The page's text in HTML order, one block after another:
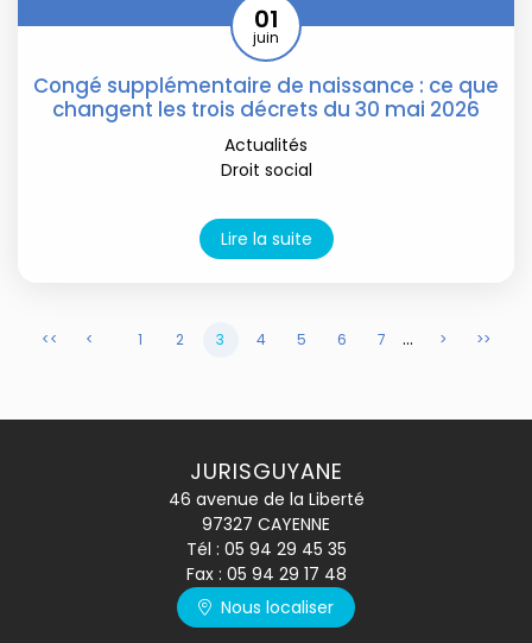
Congé supplémentaire de naissance : ce que
changent les trois décrets du 30 mai 2026
01
juin
Actualités
Droit social
Lire la suite
<< < 1 2 3 4 5 6 7 ... > >>
JURISGUYANE
46 avenue de la Liberté
97327 CAYENNE
Tél : 05 94 29 45 35
Fax : 05 94 29 17 48
Nous localiser